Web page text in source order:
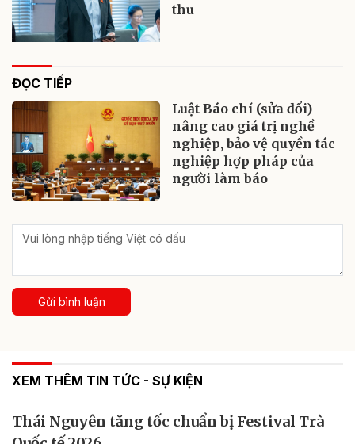
thu
ĐỌC TIẾP
Luật Báo chí (sửa đổi)
nâng cao giá trị nghề
nghiệp, bảo vệ quyền tác
nghiệp hợp pháp của
người làm báo
Gửi bình luận
XEM THÊM TIN TỨC - SỰ KIỆN
Thái Nguyên tăng tốc chuẩn bị Festival Trà